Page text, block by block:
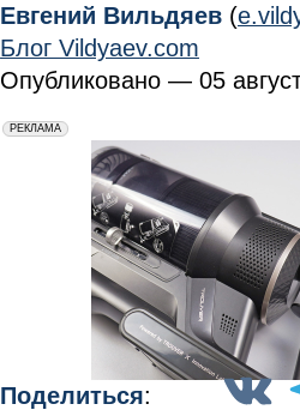
Евгений Вильдяев (
Блог Vildyaev.com
Опубликовано — 05
erid: 2VfnxxmNzs5
РЕКЛАМА
Поделиться: